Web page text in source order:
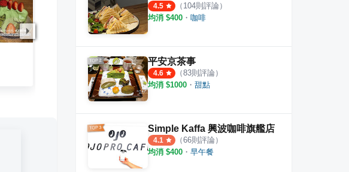
陳男製菓工作室 冰斗喫甜
4.5 ·
4.5 （ 104則評論）
均消 $400 ・ 咖啡
平安京茶事
4.6 （83則評論）
均消 $1000 ・ 甜點
Simple Kaffa 興波咖啡旗艦店
4.1 （66則評論）
均消 $400 ・ 早午餐